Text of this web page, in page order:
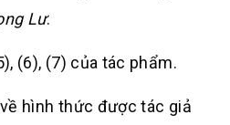
Lư.
(6), (7) của tác phẩm.
hình thức được tác giả